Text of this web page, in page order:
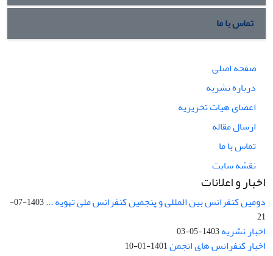
تماس با ما
صفحه اصلی
درباره نشریه
اعضای هیات تحریریه
ارسال مقاله
تماس با ما
نقشه سایت
اخبار و اعلانات
دومین کنفرانس بین المللی و پنجمین کنفرانس ملی تهویه ...
1403-07-
21
اخبار نشریه1403-05-03
اخبار کنفرانس های انجمن1401-01-10